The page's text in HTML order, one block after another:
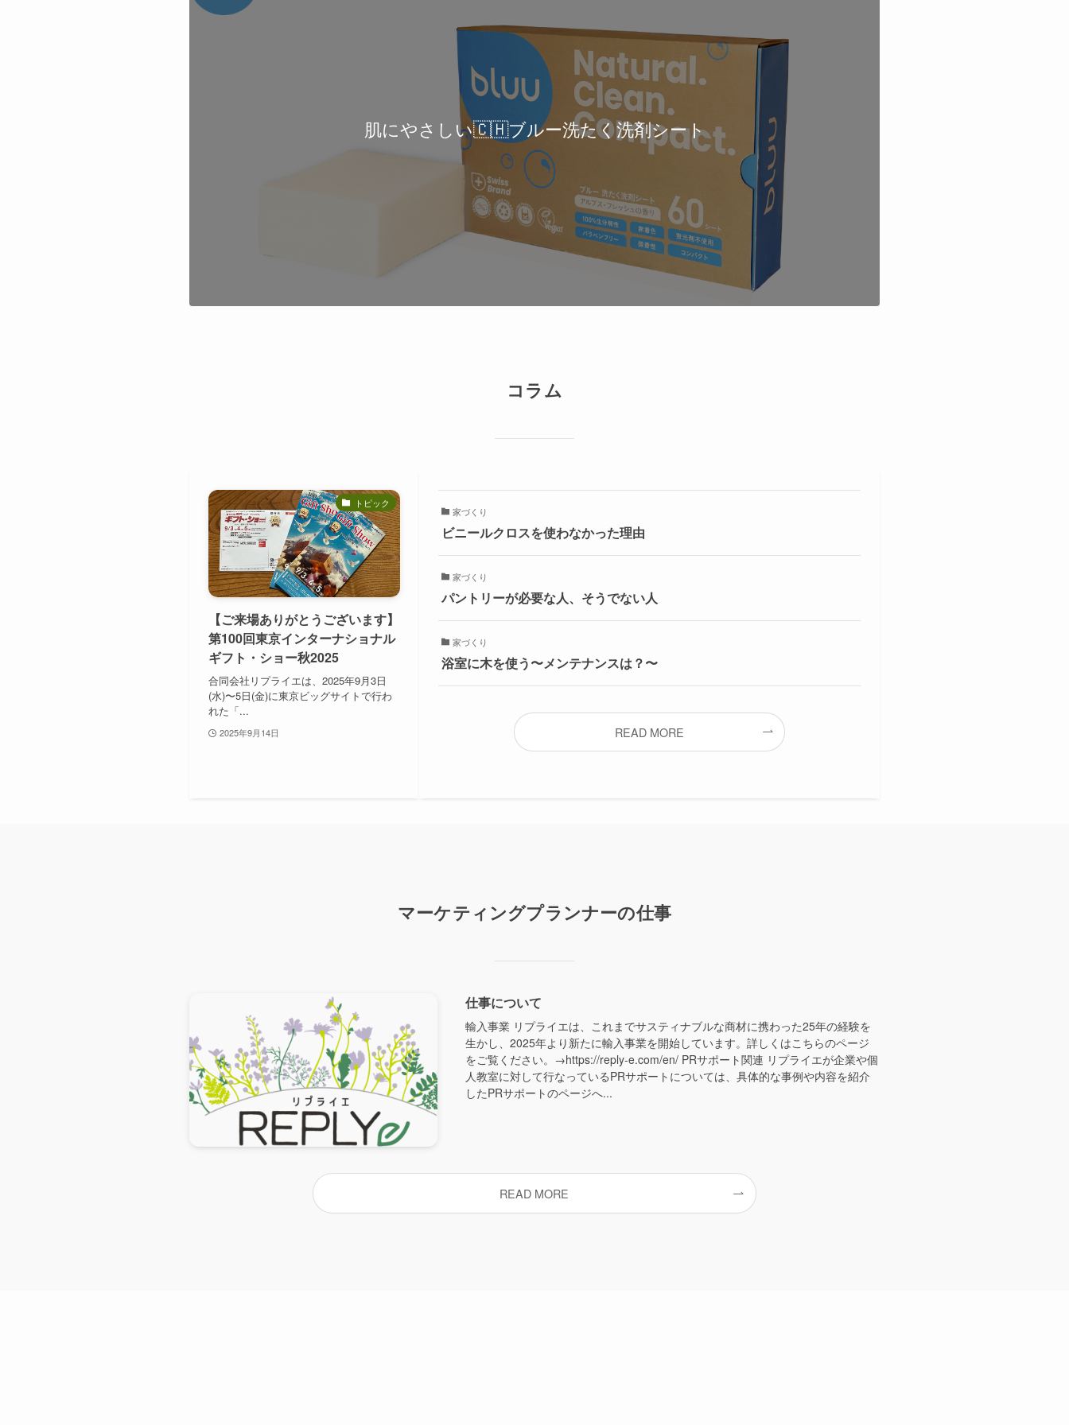
肌にやさしい🇨🇭ブルー洗たく洗剤シート
コラム
トピック
【ご来場ありがとうございます】
第100回東京インターナショナル
ギフト・ショー秋2025
合同会社リプライエは、2025年9月3日
(水)〜5日(金)に東京ビッグサイトで行わ
れた「...
2025年9月14日
家づくり
ビニールクロスを使わなかった理由
家づくり
パントリーが必要な人、そうでない人
家づくり
浴室に木を使う〜メンテナンスは？〜
READ MORE
マーケティングプランナーの仕事
仕事について
輸入事業 リプライエは、これまでサスティナブルな商材に携わった25年の経験を
生かし、2025年より新たに輸入事業を開始しています。詳しくはこちらのページ
をご覧ください。→https://reply-e.com/en/ PRサポート関連 リプライエが企業や個
人教室に対して行なっているPRサポートについては、具体的な事例や内容を紹介
したPRサポートのページへ...
READ MORE